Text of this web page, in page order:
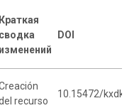
Краткая
сводка
изменений
DOI
recurso
10.15472/kxdkb5